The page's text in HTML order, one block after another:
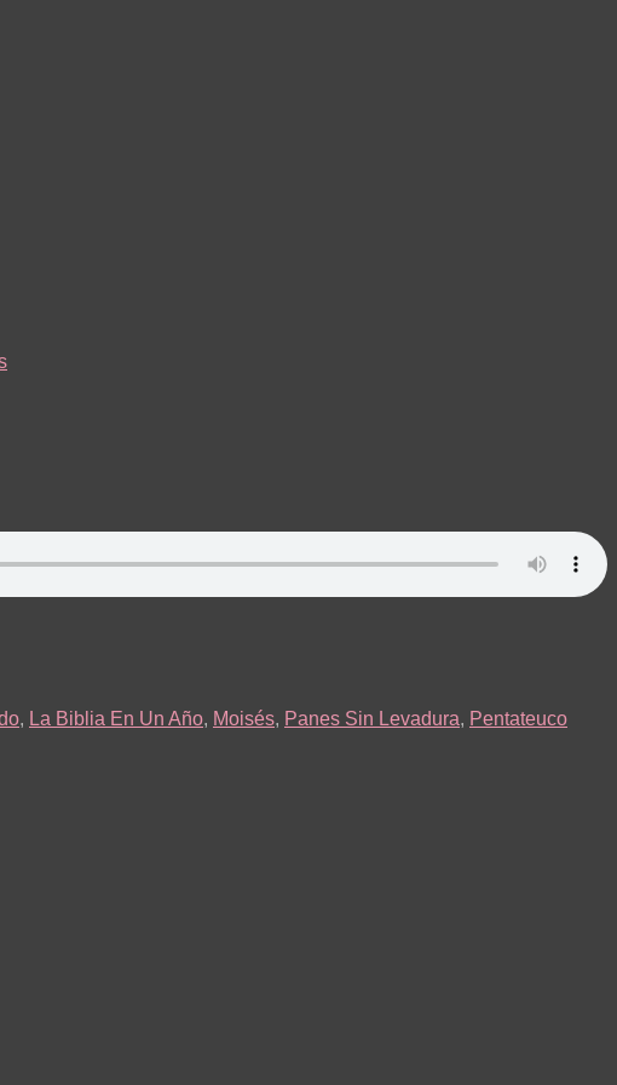
, La Biblia En Un Año, Moisés, Panes Sin Levadura, Pentateuco